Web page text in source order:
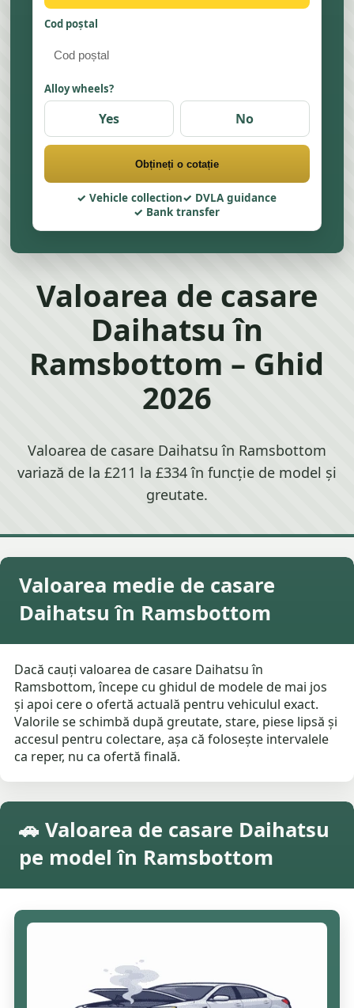
Cod poștal
Alloy wheels?
Yes No
Obțineți o cotație
Vehicle collection
DVLA guidance
Bank transfer
Valoarea de casare
Daihatsu în
Ramsbottom – Ghid
2026
Valoarea de casare Daihatsu în Ramsbottom
variază de la £211 la £334 în funcție de model și
greutate.
Valoarea medie de casare
Daihatsu în Ramsbottom
Dacă cauți valoarea de casare Daihatsu în
Ramsbottom, începe cu ghidul de modele de mai jos
și apoi cere o ofertă actuală pentru vehiculul exact.
Valorile se schimbă după greutate, stare, piese lipsă și
accesul pentru colectare, așa că folosește intervalele
ca reper, nu ca ofertă finală.
🚗 Valoarea de casare Daihatsu
pe model în Ramsbottom